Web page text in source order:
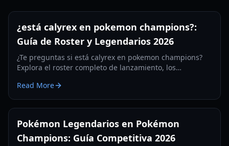
¿está calyrex en pokemon champions?:
Guía de Roster y Legendarios 2026
¿Te preguntas si está calyrex en pokemon champions?
Explora el roster completo de lanzamiento, los
mecánicos en la actualización competitiva de 2026.
Read More
Pokémon Legendarios en Pokémon
Champions: Guía Competitiva 2026